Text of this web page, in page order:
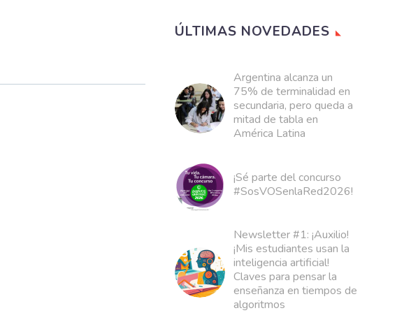
ÚLTIMAS NOVEDADES
Argentina alcanza un
75% de terminalidad en
secundaria, pero queda a
mitad de tabla en
América Latina
¡Sé parte del concurso
#SosVOSenlaRed2026!
Newsletter #1: ¡Auxilio!
¡Mis estudiantes usan la
inteligencia artificial!
Claves para pensar la
enseñanza en tiempos de
algoritmos